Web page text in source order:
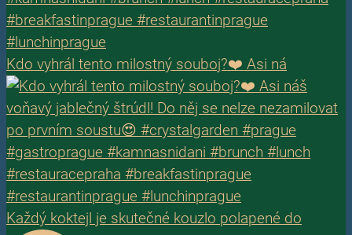
Kdo vyhrál tento milostný souboj?❤️ Asi ná
Každý koktejl je skutečné kouzlo polapené do